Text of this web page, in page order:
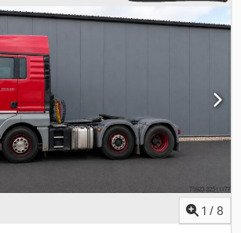
šildytuvas, centrinis užraktas, elektrinis
kruizo kontrolė, navigacijos sistema, oro
žibintai, suodžių filtras
1 / 8